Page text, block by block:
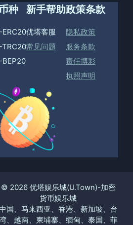
种
ERC20
TRC20
BEP20
新手帮助
优塔客服
常见问题
政策条款
隐私政策
服务条款
责任博彩
执照声明
© 2026 优塔娱乐城(U.Town)-加密
货币娱乐城
国、马来西亚、香港、新加坡、台
、越南、柬埔寨、缅甸、泰国、菲